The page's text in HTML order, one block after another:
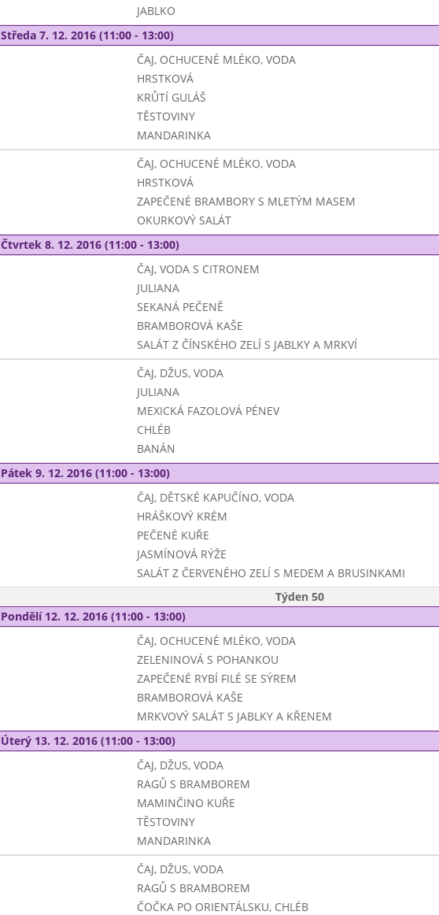
JABLKO
Středa 7. 12. 2016 (11:00 - 13:00)
ČAJ, OCHUCENÉ MLÉKO, VODA
HRSTKOVÁ
KRŮTÍ GULÁŠ
TĚSTOVINY
MANDARINKA
ČAJ, OCHUCENÉ MLÉKO, VODA
HRSTKOVÁ
ZAPEČENÉ BRAMBORY S MLETÝM MASEM
OKURKOVÝ SALÁT
Čtvrtek 8. 12. 2016 (11:00 - 13:00)
ČAJ, VODA S CITRONEM
JULIANA
SEKANÁ PEČENĚ
BRAMBOROVÁ KAŠE
SALÁT Z ČÍNSKÉHO ZELÍ S JABLKY A MRKVÍ
ČAJ, DŽUS, VODA
JULIANA
MEXICKÁ FAZOLOVÁ PÉNEV
CHLÉB
BANÁN
Pátek 9. 12. 2016 (11:00 - 13:00)
ČAJ, DĚTSKÉ KAPUČÍNO, VODA
HRÁŠKOVÝ KRÉM
PEČENÉ KUŘE
JASMÍNOVÁ RÝŽE
SALÁT Z ČERVENÉHO ZELÍ S MEDEM A BRUSINKAMI
Týden 50
Pondělí 12. 12. 2016 (11:00 - 13:00)
ČAJ, OCHUCENÉ MLÉKO, VODA
ZELENINOVÁ S POHANKOU
ZAPEČENÉ RYBÍ FILÉ SE SÝREM
BRAMBOROVÁ KAŠE
MRKVOVÝ SALÁT S JABLKY A KŘENEM
Úterý 13. 12. 2016 (11:00 - 13:00)
ČAJ, DŽUS, VODA
RAGŮ S BRAMBOREM
MAMINČINO KUŘE
TĚSTOVINY
MANDARINKA
ČAJ, DŽUS, VODA
RAGŮ S BRAMBOREM
ČOČKA PO ORIENTÁLSKU, CHLÉB